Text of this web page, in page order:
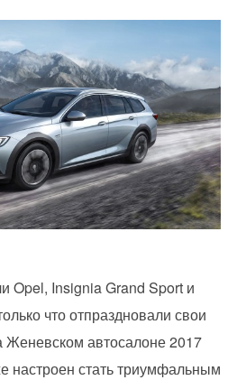
Opel, Insignia Grand Sport и
что отпраздновали свои
автосалоне 2017
настроен стать триумфальным